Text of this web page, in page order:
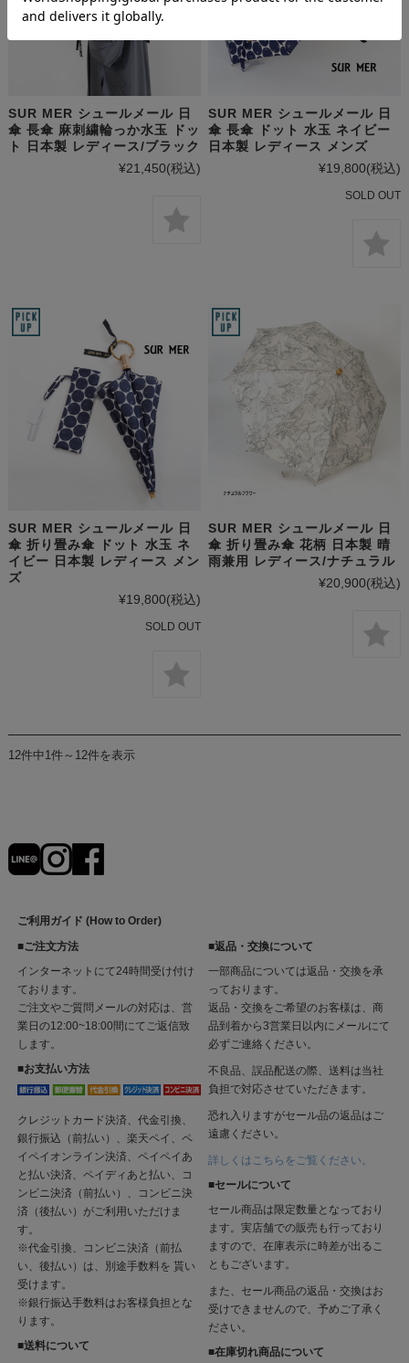
SUR MER シュールメール 日
傘 長傘 麻刺繍輪っか水玉 ドッ
ト 日本製 レディース/ブラック
¥21,450(税込)
SUR MER シュールメール 日
傘 長傘 ドット 水玉 ネイビー
日本製 レディース メンズ
¥19,800(税込)
SOLD OUT
SUR MER シュールメール 日
傘 折り畳み傘 ドット 水玉 ネ
イビー 日本製 レディース メン
ズ
¥19,800(税込)
SOLD OUT
SUR MER シュールメール 日
傘 折り畳み傘 花柄 日本製 晴
雨兼用 レディース/ナチュラル
¥20,900(税込)
12件中1件～12件を表示
ご利用ガイド (How to Order)
■ご注文方法
インターネットにて24時間受け付け
ております。
ご注文やご質問メールの対応は、営
業日の12:00~18:00間にてご返信致
します。
■お支払い方法
クレジットカード決済、代金引換、
銀行振込（前払い）、楽天ペイ、ペ
イペイオンライン決済、ペイペイあ
と払い決済、ペイディあと払い、コ
ンビニ決済（前払い）、コンビニ決
済（後払い）がご利用いただけま
す。
※代金引換、コンビニ決済（前払
い、後払い）は、別途手数料を 貰い
受けます。
※銀行振込手数料はお客様負担とな
ります。
■送料について
■返品・交換について
一部商品については返品・交換を承
っております。
返品・交換をご希望のお客様は、商
品到着から3営業日以内にメールにて
必ずご連絡ください。
不良品、誤品配送の際、送料は当社
負担で対応させていただきます。
恐れ入りますがセール品の返品はご
遠慮ください。
詳しくはこちらをご覧ください。
■セールについて
セール商品は限定数量となっており
ます。実店舗での販売も行っており
ますので、在庫表示に時差が出るこ
ともございます。
また、セール商品の返品・交換はお
受けできませんので、予めご了承く
ださい。
■在庫切れ商品について